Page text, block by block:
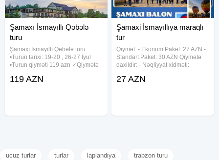
Şamaxı İsmayıllı Qəbələ
turu
Şamaxı İsmayıllı Qəbələ turu
•Turun tarixi: 19-20 , 26-27 İyul
•Turun qiyməti 119 azn ✓Qiymətə
*Castle Resort Spa* ✓Otel
119 AZN
Şamaxi İsmayıllıya maraqlı
tur
Qiymət: - Ekonom Paket: 27 AZN -
Standart Paket: 30 AZN Qiymətə
daxildir: - Nəqliyyat xidməti:
avtobuslarla daşınma. -
27 AZN
ucuz turlar turlar laplandiya trabzon turu